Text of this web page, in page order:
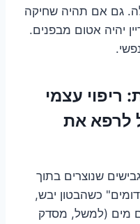
גם אם תהיה שחיקה
יהיה אטום מבפנים.
ריפוי עצמי
לרפא את
שנוצרים בתוך
כשהבטון יבש,
מים (למשל, מסדק